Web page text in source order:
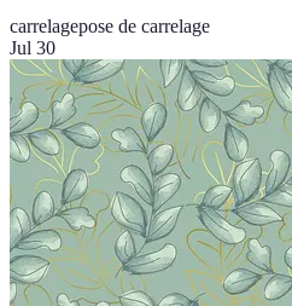
carrelagepose de carrelage
Jul 30